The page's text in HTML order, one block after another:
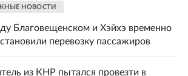
НОВОСТИ
Благовещенском и Хэйхэ временно
перевозку пассажиров
из КНР пытался провезти в